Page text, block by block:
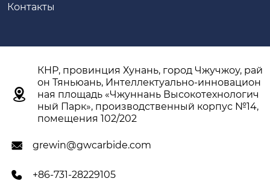
Контакты

КНР, провинция Хунань, город Чжучжоу, рай
он Тяньюань, Интеллектуально-инновацион
ная площадь «Чжуннань Высокотехнологич
ный Парк», производственный корпус №14,
помещения 102/202
 grewin@gwcarbide.com
 +86-731-28229105